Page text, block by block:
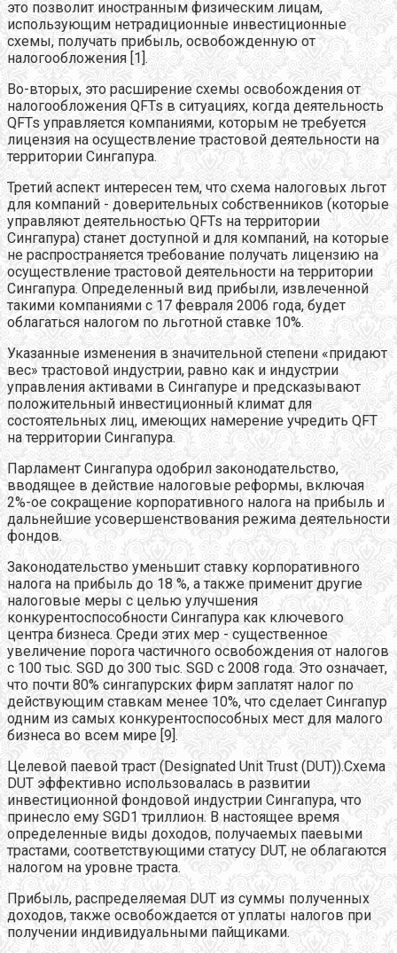
это позволит иностранным физическим лицам,
использующим нетрадиционные инвестиционные
схемы, получать прибыль, освобожденную от
налогообложения [1].
Во-вторых, это расширение схемы освобождения от
налогообложения QFTs в ситуациях, когда деятельность
QFTs управляется компаниями, которым не требуется
лицензия на осуществление трастовой деятельности на
территории Сингапура.
Третий аспект интересен тем, что схема налоговых льгот
для компаний - доверительных собственников (которые
управляют деятельностью QFTs на территории
Сингапура) станет доступной и для компаний, на которые
не распространяется требование получать лицензию на
осуществление трастовой деятельности на территории
Сингапура. Определенный вид прибыли, извлеченной
такими компаниями с 17 февраля 2006 года, будет
облагаться налогом по льготной ставке 10%.
Указанные изменения в значительной степени «придают
вес» трастовой индустрии, равно как и индустрии
управления активами в Сингапуре и предсказывают
положительный инвестиционный климат для
состоятельных лиц, имеющих намерение учредить QFT
на территории Сингапура.
Парламент Сингапура одобрил законодательство,
вводящее в действие налоговые реформы, включая
2%-ое сокращение корпоративного налога на прибыль и
дальнейшие усовершенствования режима деятельности
фондов.
Законодательство уменьшит ставку корпоративного
налога на прибыль до 18 %, а также применит другие
налоговые меры с целью улучшения
конкурентоспособности Сингапура как ключевого
центра бизнеса. Среди этих мер - существенное
увеличение порога частичного освобождения от налогов
с 100 тыс. SGD до 300 тыс. SGD с 2008 года. Это означает,
что почти 80% сингапурских фирм заплатят налог по
действующим ставкам менее 10%, что сделает Сингапур
одним из самых конкурентоспособных мест для малого
бизнеса во всем мире [9].
Целевой паевой траст (Designated Unit Trust (DUT)).Схема
DUT эффективно использовалась в развитии
инвестиционной фондовой индустрии Сингапура, что
принесло ему SGD1 триллион. В настоящее время
определенные виды доходов, получаемых паевыми
трастами, соответствующими статусу DUT, не облагаются
налогом на уровне траста.
Прибыль, распределяемая DUT из суммы полученных
доходов, также освобождается от уплаты налогов при
получении индивидуальными пайщиками.